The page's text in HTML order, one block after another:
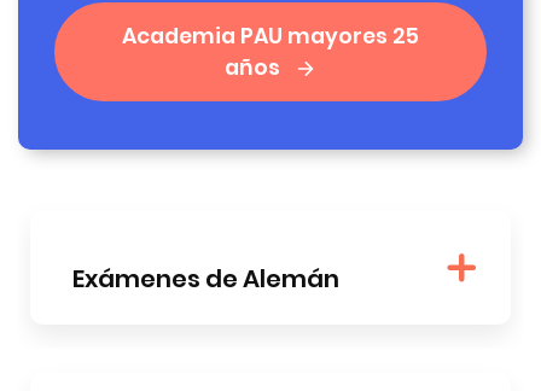
Academia PAU mayores 25
años
Exámenes de Alemán